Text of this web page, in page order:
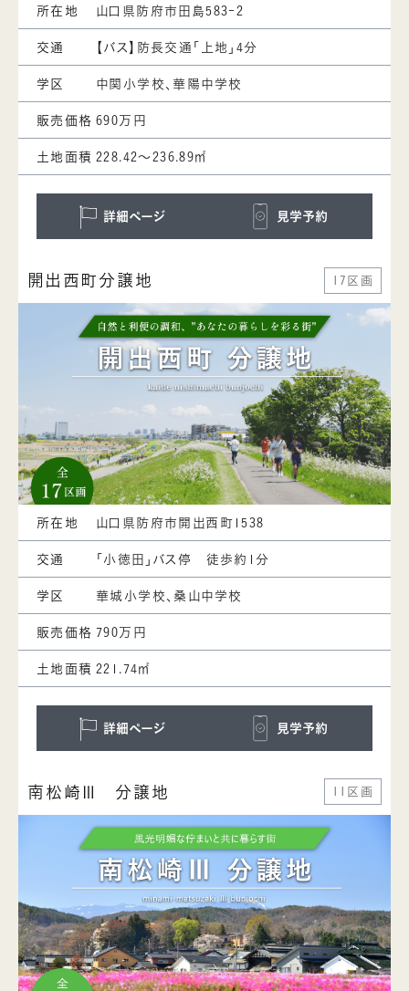
所在地 山口県防府市田島583-2
交通 【バス】防長交通「上地」4分
学区 中関小学校、華陽中学校
販売価格 690万円
土地面積 228.42～236.89㎡
詳細ページ 見学予約
開出西町分譲地 17区画
所在地 山口県防府市開出西町1538
交通 「小徳田」バス停 徒歩約1分
学区 華城小学校、桑山中学校
販売価格 790万円
土地面積 221.74㎡
詳細ページ 見学予約
南松崎Ⅲ 分譲地 11区画